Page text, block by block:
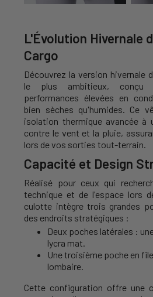
L'Évolution Hivernale
Cargo
Découvrez la version hivernale
le plus ambitieux, conçu
performances élevées en
bien sèches qu'humides. Ce
isolation thermique avancée à
contre le vent et la pluie,
lors de vos sorties tout-terrain.
Capacité et Design
Réalisé pour ceux qui
technique et de l'espace lors
culotte intègre trois grandes
des endroits stratégiques :
Deux poches latérales :
lycra mat.
Une troisième poche en
lombaire.
Cette configuration offre une